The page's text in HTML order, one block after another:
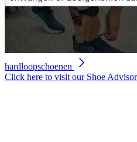
sterren,
gemiddelde
scorewaarde.
Reviews.
paginalink.
hardloopschoenen
Click here to visit our Shoe Advisor